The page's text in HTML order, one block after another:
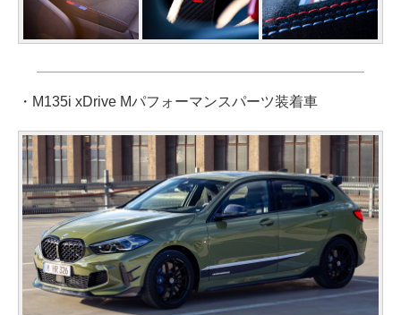
・M135i xDrive Mパフォーマンスパーツ装着車